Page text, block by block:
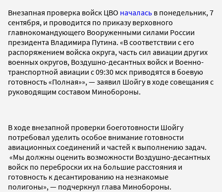
Внезапная проверка войск ЦВО началась в понедельник, 7
сентября, и проводится по приказу верховного
главнокомандующего Вооруженными силами России
президента Владимира Путина. «В соответствии с его
распоряжением войска округа, часть сил авиации других
военных округов, Воздушно-десантных войск и Военно-
транспортной авиации с 09:30 мск приводятся в боевую
готовность «Полная»», — заявил Шойгу в ходе совещания с
руководящим составом Минобороны.
В ходе внезапной проверки боеготовности Шойгу
потребовал уделить особое внимание готовности
авиационных соединений и частей к выполнению задач.
«Мы должны оценить возможности Воздушно-десантных
войск по переброски их на большие расстояния и
готовность к десантированию на незнакомые
полигоны», — подчеркнул глава Минобороны.